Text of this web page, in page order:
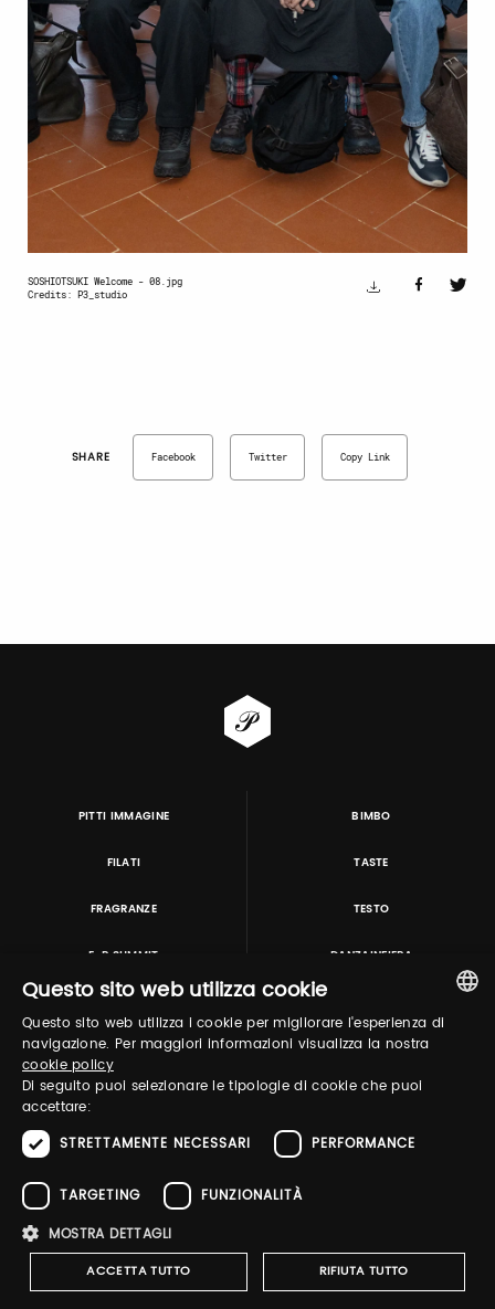
SOSHIOTSUKI Welcome - 08.jpg
Credits: P3_studio
SHARE Facebook Twitter Copy Link
PITTI IMMAGINE BIMBO
FILATI TASTE
FRAGRANZE TESTO
E-P SUMMIT DANZAINFIERA
TUTORING & CONSULTING
Pitti Immagine S.r.l. P.I./CF 03443240480 Capitale sociale 648.457 € N° iscriz. Reg.
imprese Firenze REA FI-363274 ·
Whistleblowing·Cookies
Policy- Dichiarazione di accessibilità
ITALIAN
Questo sito web utilizza cookie
Questo sito web utilizza i cookie per migliorare l'esperienza di
navigazione. Per maggiori informazioni visualizza la nostra
cookie policy
Di seguito puoi selezionare le tipologie di cookie che puoi
accettare:
STRETTAMENTE NECESSARI
PERFORMANCE
TARGETING
FUNZIONALITÀ
MOSTRA DETTAGLI
ACCETTA TUTTO RIFIUTA TUTTO